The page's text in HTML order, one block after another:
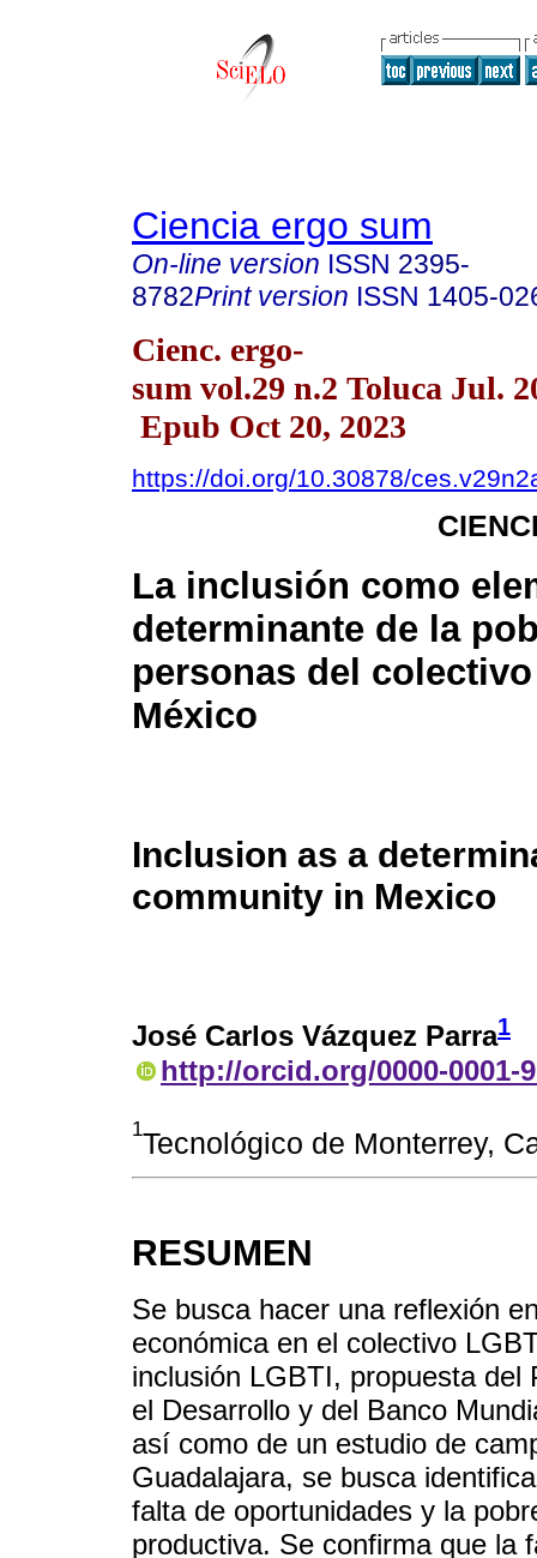
Ciencia ergo sum
On-line version ISSN 2395-
8782Print version ISSN 1405-
Cienc. ergo-
sum vol.29 n.2 Toluca Jul.
Epub Oct 20, 2023
https://doi.org/10.30878/
La inclusión como
determinante de la
personas del
México
Inclusion as a
community in Mexico
José Carlos Vázquez Parra1
http://orcid.org/0000-0001-
1Tecnológico de Monterrey,
RESUMEN
Se busca hacer una reflexión
económica en el colectivo
inclusión LGBTI, propuesta del
el Desarrollo y del Banco
así como de un estudio de
Guadalajara, se busca
falta de oportunidades y la
productiva. Se confirma que la